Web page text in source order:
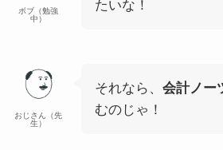
ボブ（勉強
中）
たいな！
おじさん（先
生）
それなら、 会計ノー
むのじゃ！